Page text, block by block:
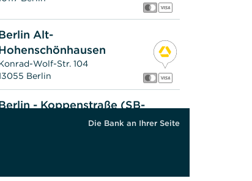
Alt-
Wolf-Str. 104
Berlin
- Koppenstraße (SB-
Die Bank an Ihrer Seite